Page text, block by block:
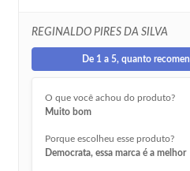
REGINALDO PIRES DA SILVA
De 1 a 5, quanto
O que você achou do produto?
Muito bom
Porque escolheu esse produto?
Democrata, essa marca é a melhor